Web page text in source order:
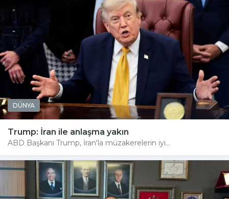
DÜNYA
Trump: İran ile anlaşma yakın
ABD Başkanı Trump, İran'la müzakerelerin iyi...